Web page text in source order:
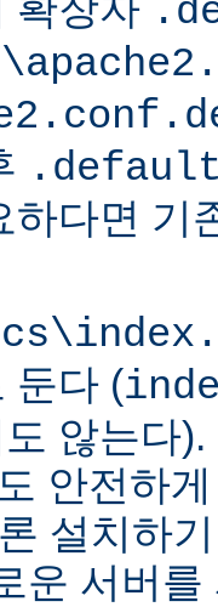
하다면 기
둔다 (
않는다
안전하
설치하
운 서버